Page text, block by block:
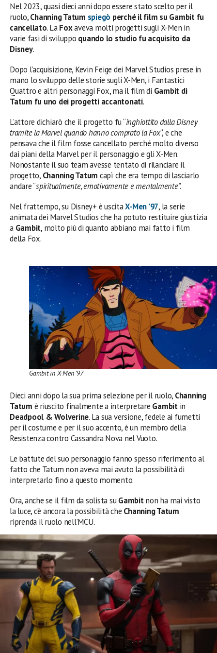
Nel 2023, quasi dieci anni dopo essere stato scelto per il
ruolo,Channing Tatum spiegò perché il film su Gambit fu
cancellato. LaFoxaveva molti progetti sugli X-Men in
varie fasi di sviluppo quando lo studio fu acquisito da
Disney.
Dopo l’acquisizione, Kevin Feige dei Marvel Studios prese in
mano lo sviluppo delle storie sugli X-Men, i Fantastici
Quattro e altri personaggi Fox, ma il film di Gambit di
Tatum fu uno dei progetti accantonati.
L’attore dichiarò che il progetto fu “inghiottito dalla Disney
tramite la Marvel quando hanno comprato la Fox“, e che
pensava che il film fosse cancellato perché molto diverso
dai piani della Marvel per il personaggio e gli X-Men.
Nonostante il suo team avesse tentato di rilanciare il
progetto, Channing Tatum capì che era tempo di lasciarlo
andare “spiritualmente, emotivamente e mentalmente”.
Nel frattempo, su Disney+ è uscitaX-Men ’97, la serie
animata dei Marvel Studios che ha potuto restituire giustizia
a Gambit, molto più di quanto abbiano mai fatto i film
della Fox.
Gambit in X-Men ’97
Dieci anni dopo la sua prima selezione per il ruolo, Channing
Tatum è riuscito finalmente a interpretare Gambit in
Deadpool & Wolverine. La sua versione, fedele ai fumetti
per il costume e per il suo accento, è un membro della
Resistenza contro Cassandra Nova nel Vuoto.
Le battute del suo personaggio fanno spesso riferimento al
fatto che Tatum non aveva mai avuto la possibilità di
interpretarlo fino a questo momento.
Ora, anche se il film da solista suGambitnon ha mai visto
la luce, c’è ancora la possibilità che Channing Tatum
riprenda il ruolo nell’MCU.